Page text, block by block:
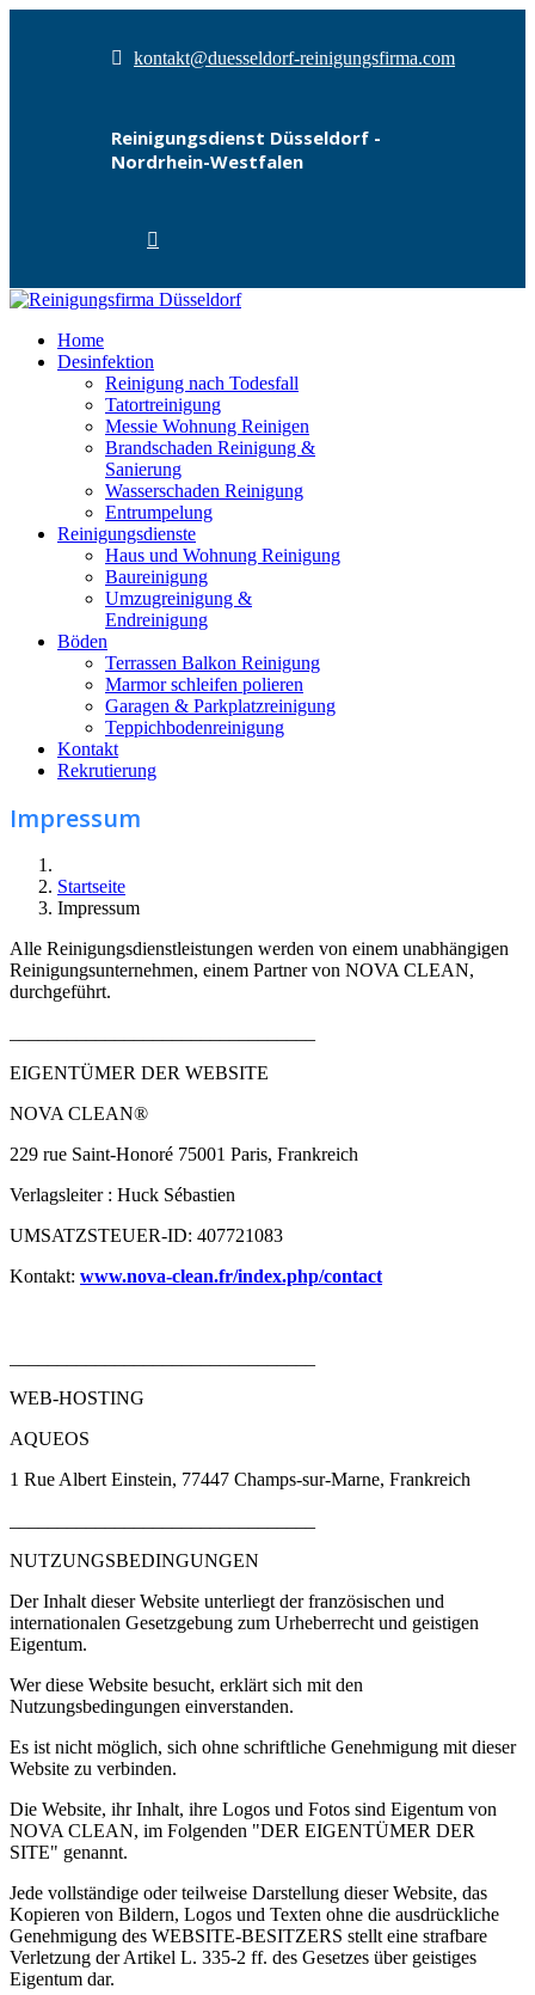
kontakt@duesseldorf-reinigungsfirma.com
Reinigungsdienst Düsseldorf -
Nordrhein-Westfalen
Home
Desinfektion
Reinigung nach Todesfall
Tatortreinigung
Messie Wohnung Reinigen
Brandschaden Reinigung &
Sanierung
Wasserschaden Reinigung
Entrumpelung
Reinigungsdienste
Haus und Wohnung Reinigung
Baureinigung
Umzugreinigung &
Endreinigung
Böden
Terrassen Balkon Reinigung
Marmor schleifen polieren
Garagen & Parkplatzreinigung
Teppichbodenreinigung
Kontakt
Rekrutierung
Impressum
Startseite
Impressum
Alle Reinigungsdienstleistungen werden von einem unabhängigen
Reinigungsunternehmen, einem Partner von NOVA CLEAN,
durchgeführt.
EIGENTÜMER DER WEBSITE
NOVA CLEAN®
229 rue Saint-Honoré 75001 Paris, Frankreich
Verlagsleiter : Huck Sébastien
UMSATZSTEUER-ID: 407721083
Kontakt: www.nova-clean.fr/index.php/contact
WEB-HOSTING
AQUEOS
1 Rue Albert Einstein, 77447 Champs-sur-Marne, Frankreich
NUTZUNGSBEDINGUNGEN
Der Inhalt dieser Website unterliegt der französischen und
internationalen Gesetzgebung zum Urheberrecht und geistigen
Eigentum.
Wer diese Website besucht, erklärt sich mit den
Nutzungsbedingungen einverstanden.
Es ist nicht möglich, sich ohne schriftliche Genehmigung mit dieser
Website zu verbinden.
Die Website, ihr Inhalt, ihre Logos und Fotos sind Eigentum von
NOVA CLEAN, im Folgenden "DER EIGENTÜMER DER
SITE" genannt.
Jede vollständige oder teilweise Darstellung dieser Website, das
Kopieren von Bildern, Logos und Texten ohne die ausdrückliche
Genehmigung des WEBSITE-BESITZERS stellt eine strafbare
Verletzung der Artikel L. 335-2 ff. des Gesetzes über geistiges
Eigentum dar.